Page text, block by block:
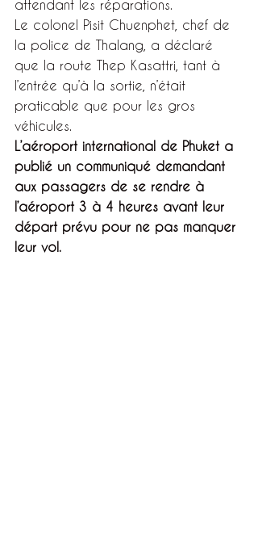
attendant les réparations.
Le colonel Pisit Chuenphet, chef de
la police de Thalang, a déclaré
que la route Thep Kasattri, tant à
l’entrée qu’à la sortie, n’était
praticable que pour les gros
véhicules.
L’aéroport international de Phuket a
publié un communiqué demandant
aux passagers de se rendre à
l’aéroport 3 à 4 heures avant leur
départ prévu pour ne pas manquer
leur vol.